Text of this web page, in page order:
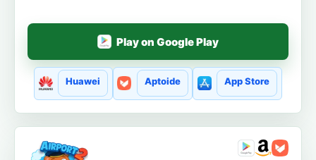
Play on Google Play
Huawei Aptoide App Store